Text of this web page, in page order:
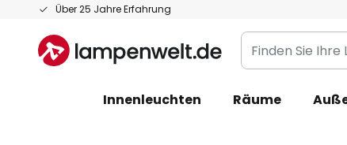
Über 25 Jahre Erfahrung
Zum
springen
Finden
Sie
Leuchte...
Innenleuchten Räume